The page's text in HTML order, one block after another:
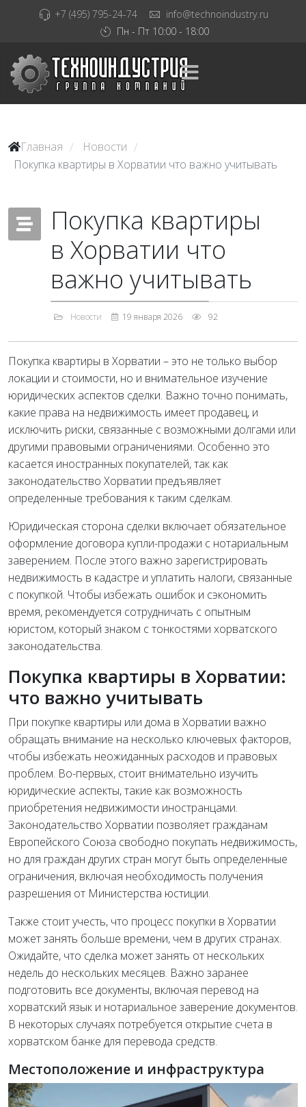
+7 (495) 795-24-74
info@technoindustry.ru
Пн - Пт 10:00 - 18:00
Главная / Новости /
Покупка квартиры в Хорватии что важно учитывать
Покупка квартиры
в Хорватии что
важно учитывать
Новости 19 января 2026 92
Покупка квартиры в Хорватии – это не только выбор
локации и стоимости, но и внимательное изучение
юридических аспектов сделки. Важно точно понимать,
какие права на недвижимость имеет продавец, и
исключить риски, связанные с возможными долгами или
другими правовыми ограничениями. Особенно это
касается иностранных покупателей, так как
законодательство Хорватии предъявляет
определенные требования к таким сделкам.
Юридическая сторона сделки включает обязательное
оформление договора купли-продажи с нотариальным
заверением. После этого важно зарегистрировать
недвижимость в кадастре и уплатить налоги, связанные
с покупкой. Чтобы избежать ошибок и сэкономить
время, рекомендуется сотрудничать с опытным
юристом, который знаком с тонкостями хорватского
законодательства.
Покупка квартиры в Хорватии:
что важно учитывать
При покупке квартиры или дома в Хорватии важно
обращать внимание на несколько ключевых факторов,
чтобы избежать неожиданных расходов и правовых
проблем. Во-первых, стоит внимательно изучить
юридические аспекты, такие как возможность
приобретения недвижимости иностранцами.
Законодательство Хорватии позволяет гражданам
Европейского Союза свободно покупать недвижимость,
но для граждан других стран могут быть определенные
ограничения, включая необходимость получения
разрешения от Министерства юстиции.
Также стоит учесть, что процесс покупки в Хорватии
может занять больше времени, чем в других странах.
Ожидайте, что сделка может занять от нескольких
недель до нескольких месяцев. Важно заранее
подготовить все документы, включая перевод на
хорватский язык и нотариальное заверение документов.
В некоторых случаях потребуется открытие счета в
хорватском банке для перевода средств.
Местоположение и инфраструктура